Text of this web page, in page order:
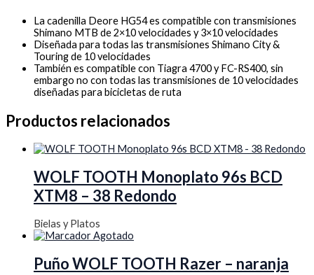
La cadenilla Deore HG54 es compatible con transmisiones
Shimano MTB de 2×10 velocidades y 3×10 velocidades
Diseñada para todas las transmisiones Shimano City &
Touring de 10 velocidades
También es compatible con Tiagra 4700 y FC-RS400, sin
embargo no con todas las transmisiones de 10 velocidades
diseñadas para bicicletas de ruta
Productos relacionados
WOLF TOOTH Monoplato 96s BCD
XTM8 – 38 Redondo
Bielas y Platos
Agotado
Puño WOLF TOOTH Razer – naranja